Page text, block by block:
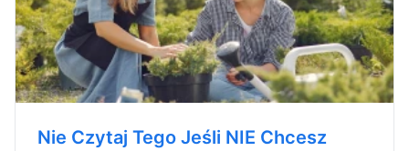
Nie Czytaj Tego Jeśli NIE Chcesz